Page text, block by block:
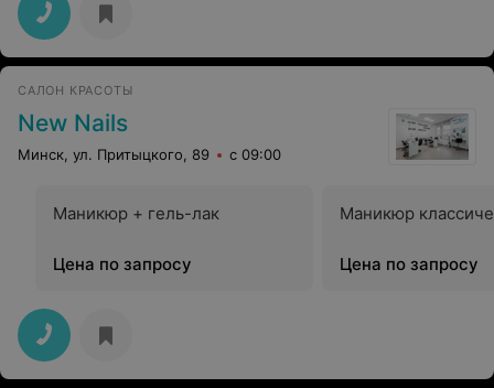
САЛОН КРАСОТЫ
New Nails
Минск, ул. Притыцкого, 89 с 09:00
Маникюр + гель-лак
Цена по запросу
Маникюр
Цена по запросу